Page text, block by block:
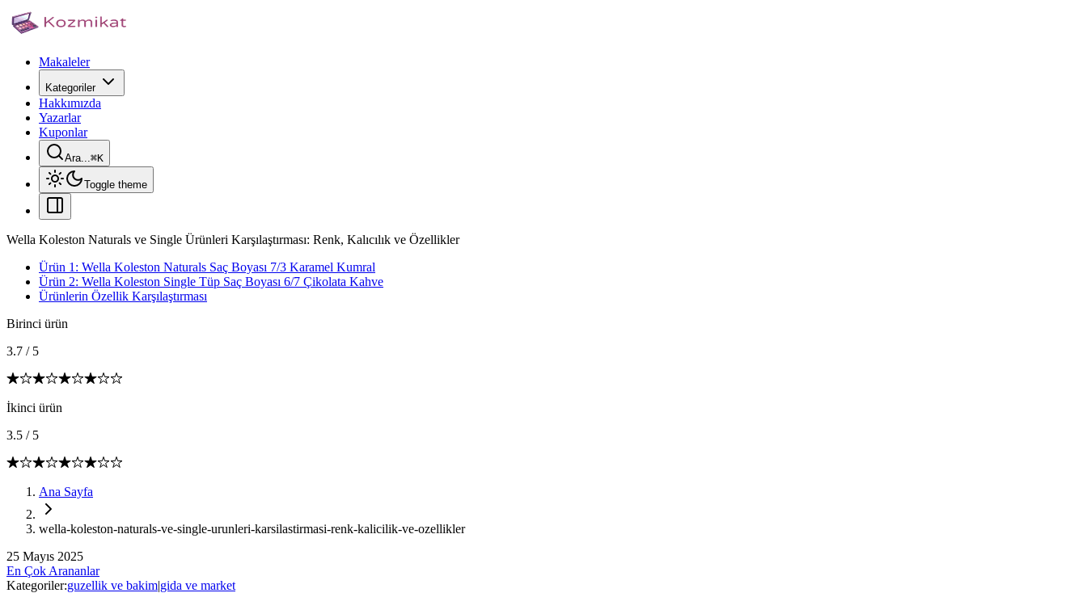
Makaleler
Kategoriler
Hakkımızda
Yazarlar
Kuponlar
Ara...⌘K
Toggle theme
Wella Koleston Naturals ve Single Ürünleri Karşılaştırması: Renk, Kalıcılık ve Özellikler
Ürün 1: Wella Koleston Naturals Saç Boyası 7/3 Karamel Kumral
Ürün 2: Wella Koleston Single Tüp Saç Boyası 6/7 Çikolata Kahve
Ürünlerin Özellik Karşılaştırması
Birinci ürün
3.7 / 5
İkinci ürün
3.5 / 5
Ana Sayfa
wella-koleston-naturals-ve-single-urunleri-karsilastirmasi-renk-kalicilik-ve-ozellikler
25 Mayıs 2025
En Çok Arananlar
Kategoriler:guzellik ve bakim|gida ve market